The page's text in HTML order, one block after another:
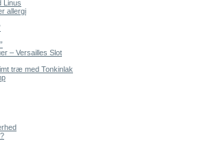
Linus
allergi
– Versailles Slot
træ med Tonkinlak